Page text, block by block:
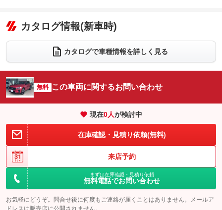
リフトアップ
：装備なし
ダウンヒルアシストコントロール
パワーウィンドウ
：装備あり ：装備あり
アイドリングストップ
：装備あり
USB入力端子
：装備あり Bluetooth接続
クリーンディーゼル
：装備なし
センターデフロック
：装備なし
レンタカーアップ
：装備なし 展示・試乗車
：装備あり
電動格納ミラー
：装備あり
ビジュアル
：装備なし
革シート
：装備あり ハーフレザーシート
：装備なし
キーレス
：装備あり ：装備あり
HID(キセノンライト)
：装備なし
ETC
：装備あり
エアロ
：装備なし スマートキー
：装備あり
ローダウン
：装備なし ランフラットタイヤ
：装備あり ：装備なし
ベンチシート
：装備なし フルフラットシート
：装備なし
チップアップシート
：装備なし オットマン
：装備なし
カタログ情報(新車時)
カタログで車種情報を詳しく見る
無料 この車両に関するお問い合わせ
現在0人が検討中
在庫確認・見積り依頼(無料)
来店予約
まずは在庫確認・見積り依頼
無料電話でお問い合わせ
お気軽にどうぞ。問合せ後に何度もご連絡が届くことはありません。メールア
ドレスは販売店に公開されません。